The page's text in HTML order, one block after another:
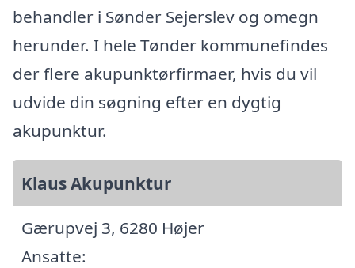
behandler i Sønder Sejerslev og omegn
herunder. I hele Tønder kommunefindes
der flere akupunktørfirmaer, hvis du vil
udvide din søgning efter en dygtig
akupunktur.
Klaus Akupunktur
Gærupvej 3, 6280 Højer
Ansatte: